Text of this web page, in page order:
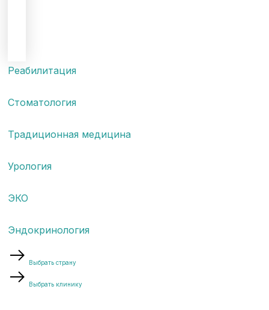
Реабилитация
Стоматология
Традиционная медицина
Урология
ЭКО
Эндокринология
Выбрать страну
Выбрать клинику